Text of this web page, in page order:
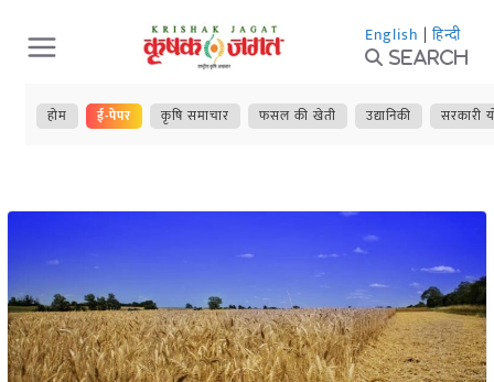
Skip
to
content
English | हिन्दी
Search
होम ई-पेपर कृषि समाचार फसल की खेती उद्यानिकी सरकारी